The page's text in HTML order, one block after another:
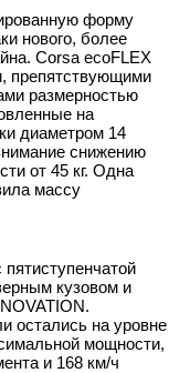
форму
нового, более
Corsa ecoFLEX
препятствующими
размерностью
на
диаметром 14
снижению
от 45 кг. Одна
массу
кузовом и
.
остались на уровне
мощности,
и 168 км/ч